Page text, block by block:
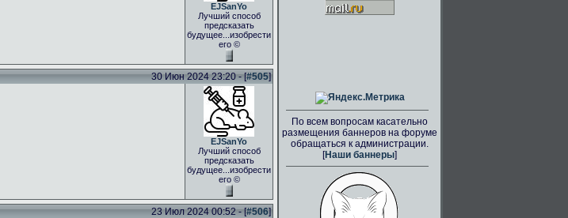
EJSanYo
Лучший способ
предсказать
будущее...изобрести
его ©
30 Июн 2024 23:20 - [#505]
EJSanYo
Лучший способ
предсказать
будущее...изобрести
его ©
23 Июл 2024 00:52 - [#506]
По всем вопросам касательно
размещения баннеров на форуме
обращаться к администрации.
[Наши баннеры]